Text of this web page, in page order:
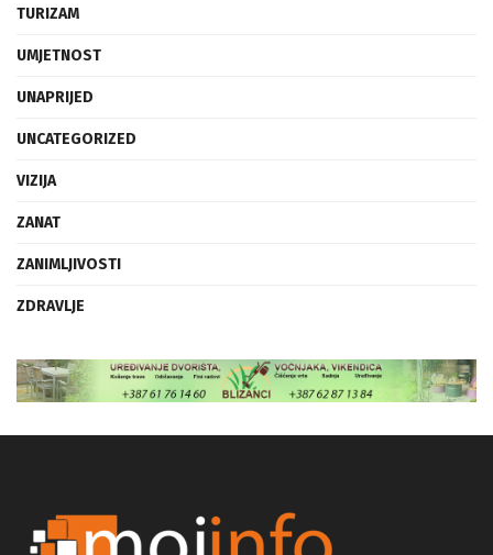
TURIZAM
UMJETNOST
UNAPRIJED
UNCATEGORIZED
VIZIJA
ZANAT
ZANIMLJIVOSTI
ZDRAVLJE